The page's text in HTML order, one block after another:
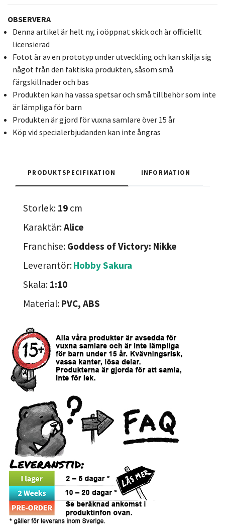
OBSERVERA
Denna artikel är helt ny, i oöppnat skick och är officiellt
licensierad
Fotot är av en prototyp under utveckling och kan skilja sig
något från den faktiska produkten, såsom små
färgskillnader och bas
Produkten kan ha vassa spetsar och små tillbehör som inte
är lämpliga för barn
Produkten är gjord för vuxna samlare över 15 år
Köp vid specialerbjudanden kan inte ångras
PRODUKTSPECIFIKATION INFORMATION
Storlek: 19 cm
Karaktär:Alice
Franchise: Goddess of Victory: Nikke
Leverantör:Hobby Sakura
Skala: 1:10
Material: PVC, ABS